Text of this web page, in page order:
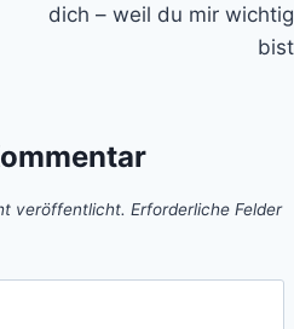
dich – weil du mir wichtig
bist
veröffentlicht. Erforderliche Felder